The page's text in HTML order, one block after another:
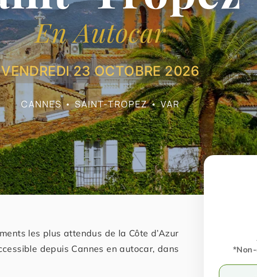
En Autocar
VENDREDI 23 OCTOBRE 2026
CANNES • SAINT-TROPEZ • VAR
les plus attendus de la Côte d’Azur
depuis Cannes en autocar, dans